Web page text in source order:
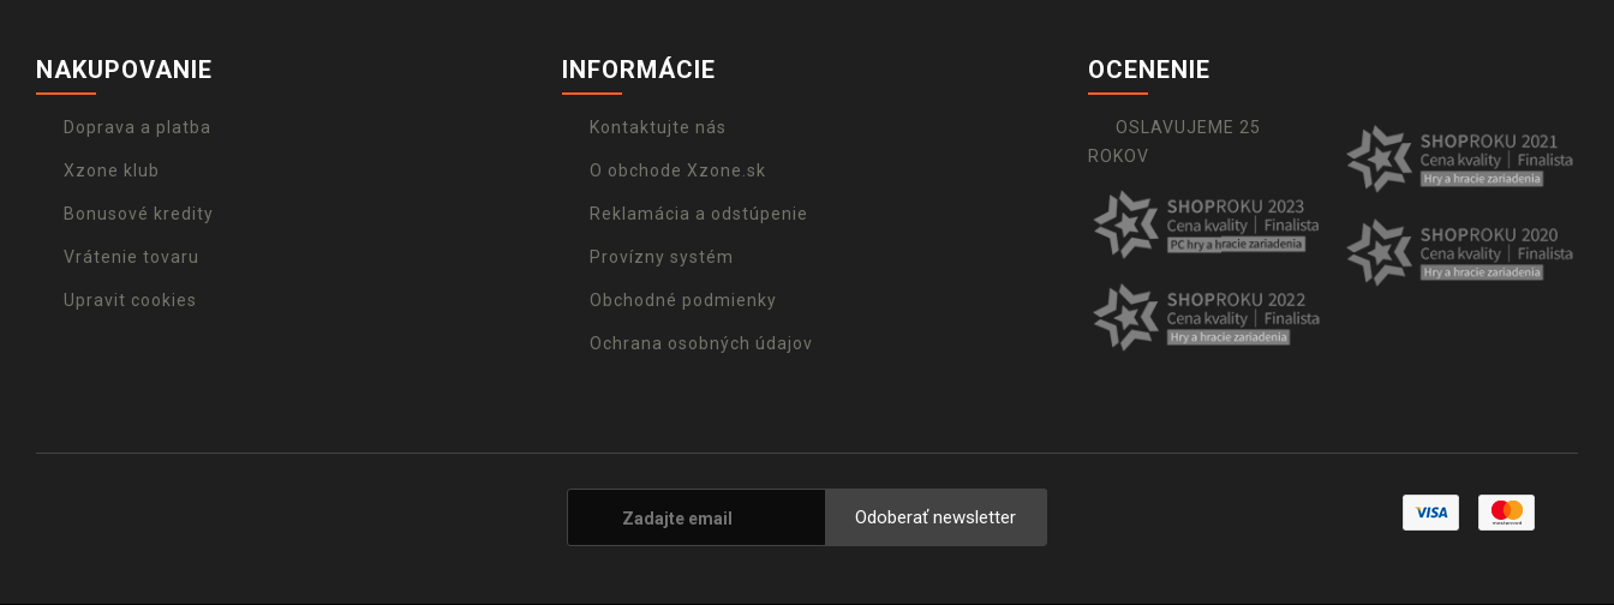
NAKUPOVANIE
Doprava a platba
Xzone klub
Bonusové kredity
Vrátenie tovaru
Upravit cookies
INFORMÁCIE
Kontaktujte nás
O obchode Xzone.sk
Reklamácia a odstúpenie
Provízny systém
Obchodné podmienky
Ochrana osobných údajov
OCENENIE
OSLAVUJEME 25
ROKOV
Odoberať newsletter